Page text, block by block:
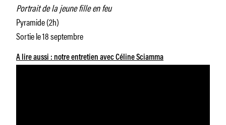
Portrait de la jeune fille en feu
Pyramide (2h)
Sortie le 18 septembre
A lire aussi : notre entretien avec Céline Sciamma